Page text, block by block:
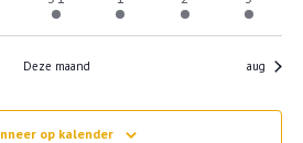
evenementevenementevenement
Deze maand aug
op kalender